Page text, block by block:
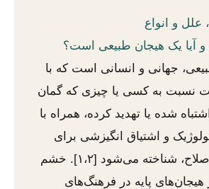
و انواع
جهانی و انسانی است که با
به کسی یا چیزی که گمان
شده یا تهدید کرده، همراه با
و اشتیاق انگیزشی برای
مقابله، دفاع یا اصلاح، شناخته می‌شود [۱،۲]. خشم
هیجان‌های پایه در فرهنگ‌های